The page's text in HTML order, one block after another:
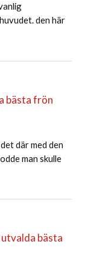
den här
bästa frön
där med den
man skulle
bästa